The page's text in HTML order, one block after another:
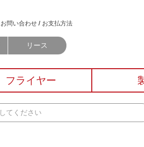
お問い合わせ お支払方法
リース
フライヤー